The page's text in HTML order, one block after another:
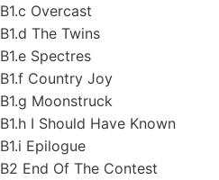
B1.c Overcast
B1.d The Twins
B1.e Spectres
B1.f Country Joy
B1.g Moonstruck
B1.h I Should Have Known
B1.i Epilogue
B2 End Of The Contest